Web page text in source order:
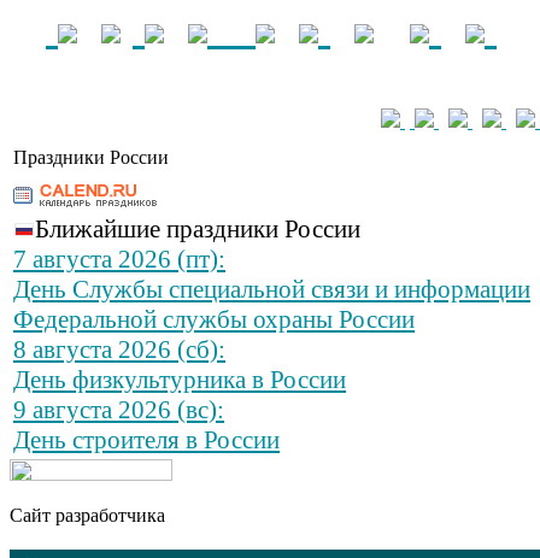
Праздники России
Ближайшие праздники России
7 августа 2026 (пт):
День Службы специальной связи и информации
Федеральной службы охраны России
8 августа 2026 (сб):
День физкультурника в России
9 августа 2026 (вс):
День строителя в России
Сайт разработчика